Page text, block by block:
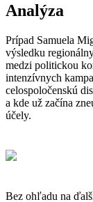
Analýza
Prípad Samuela
výsledku
medzi politickou
intenzívnych
celospoločenskú
a kde už začína
účely.
Bez ohľadu na